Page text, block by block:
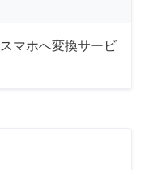
マホへ変換サービ